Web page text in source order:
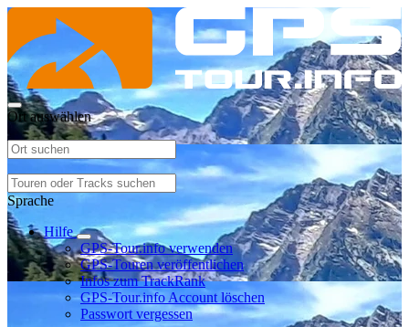
Ort auswählen
Sprache
Hilfe
GPS-Tour.info verwenden
GPS-Touren veröffentlichen
Infos zum TrackRank
GPS-Tour.info Account löschen
Passwort vergessen